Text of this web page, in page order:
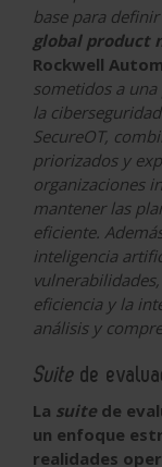
base para
global product
Rockwell
sometidos a
la
SecureOT,
priorizados y
organizaciones
mantener las
eficiente.
inteligencia
eficiencia y la
análisis y
Suite de
La suite de
un enfoque
realidades